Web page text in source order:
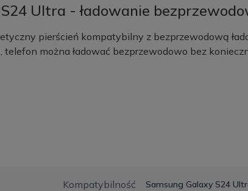
Ultra - ładowanie
pierścień kompatybilny z bezprzewodową
telefon można ładować bezprzewodowo bez
Kompatybilność Samsung Galaxy S24